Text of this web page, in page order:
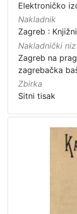
Elektroničko
Nakladnik
Zagreb :
Nakladnički niz
Zagreb na
zagrebačka
Zbirka
Sitni tisak